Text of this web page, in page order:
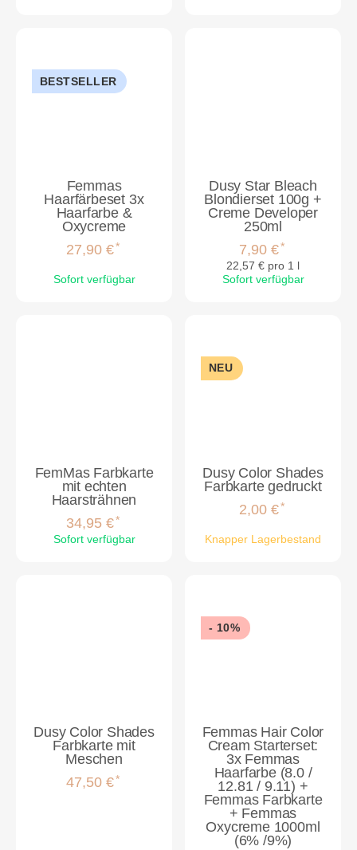
BESTSELLER
Femmas
Haarfärbeset 3x
Haarfarbe &
Oxycreme
27,90 €*
Sofort verfügbar
Dusy Star Bleach
Blondierset 100g +
Creme Developer
250ml
7,90 €*
22,57 € pro 1 l
Sofort verfügbar
FemMas Farbkarte
mit echten
Haarsträhnen
34,95 €*
Sofort verfügbar
NEU
Dusy Color Shades
Farbkarte gedruckt
2,00 €*
Knapper Lagerbestand
Dusy Color Shades
Farbkarte mit
Meschen
47,50 €*
- 10%
Femmas Hair Color
Cream Starterset:
3x Femmas
Haarfarbe (8.0 /
12.81 / 9.11) +
Femmas Farbkarte
+ Femmas
Oxycreme 1000ml
(6% /9%)